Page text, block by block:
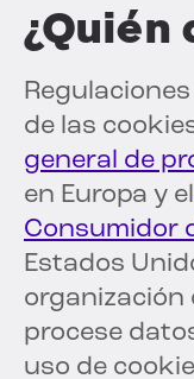
¿Quién
de las
general de
en Europa y el
Consumidor
Estados
organización
procese
uso de